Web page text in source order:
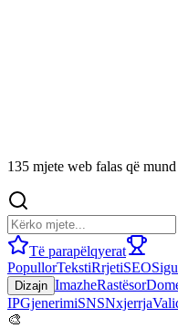
135 mjete web falas që
Të parapëlqyerat
PopullorTekstiRrjetiSEO
Dizajn ImazheRastësor
IPGjenerimiSNSNxjerrja
🎨